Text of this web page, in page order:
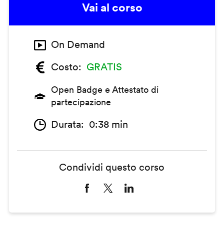
Vai al corso
On Demand
Costo
GRATIS
Open Badge e Attestato di
partecipazione
Durata 0:38 min
Condividi questo corso